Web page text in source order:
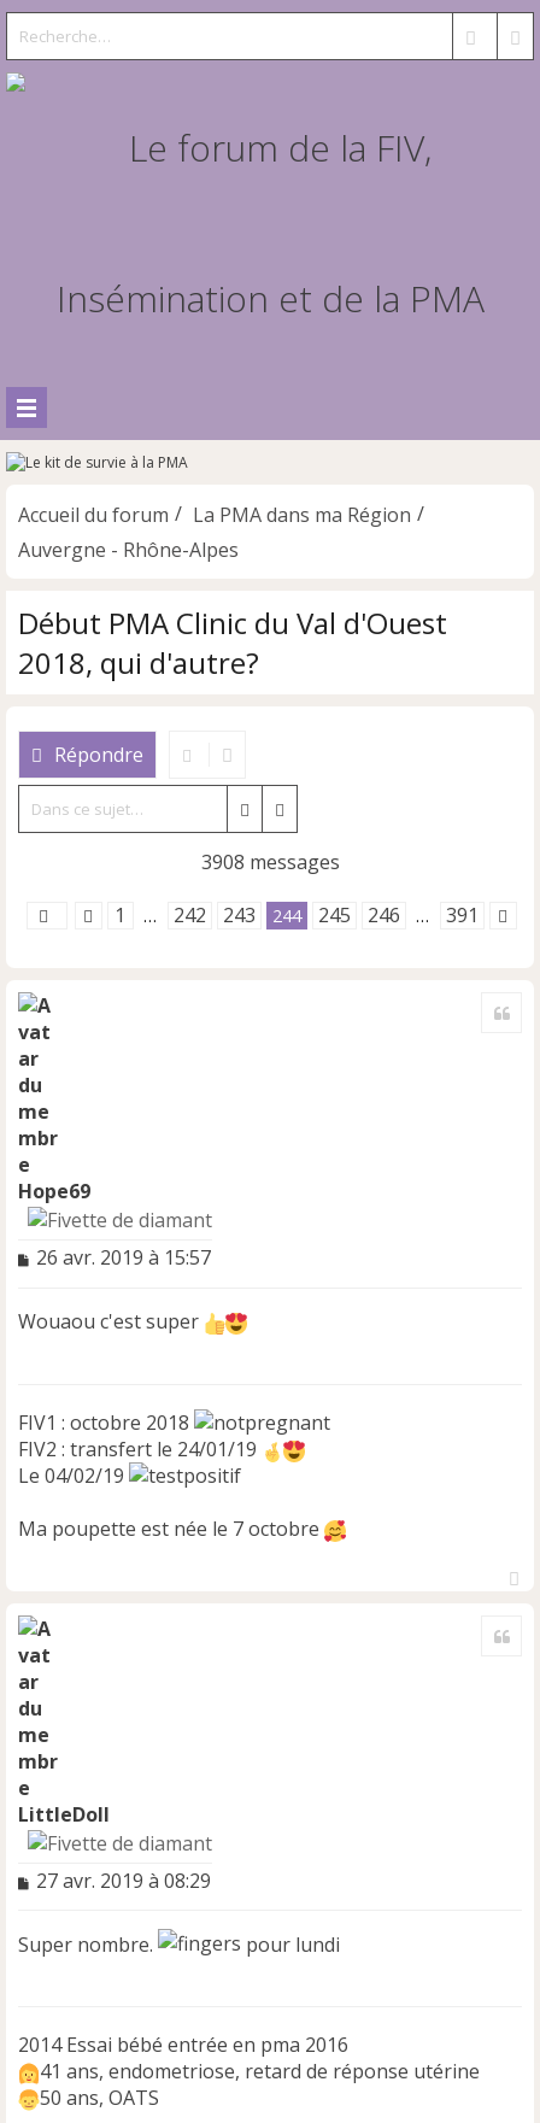
Accueil du forum
La PMA dans ma Région
Auvergne - Rhône-Alpes
Début PMA Clinic du Val d'Ouest
2018, qui d'autre?
Répondre
Rechercher
3908 messages
1 … 242 243 244 245 246 … 391
Hope69
M
s
n
o
n
l
26 avr. 2019 à 15:57
Wouaou c'est super
FIV1 : octobre 2018
FIV2 : transfert le 24/01/19
Le 04/02/19
Ma poupette est née le 7 octobre
LittleDoll
M
s
n
o
n
l
27 avr. 2019 à 08:29
Super nombre. pour lundi
2014 Essai bébé entrée en pma 2016
41 ans, endometriose, retard de réponse utérine
50 ans, OATS